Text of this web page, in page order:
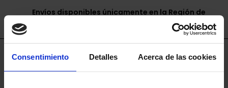
Consentimiento Detalles Acerca de las cookies
Envíos disponibles únicamente en la Región de
Financia a plazos con Cetelem
+ info